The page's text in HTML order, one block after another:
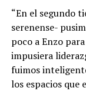
“En el segundo
serenense-
poco a Enzo
impusiera
fuimos
los espacios que